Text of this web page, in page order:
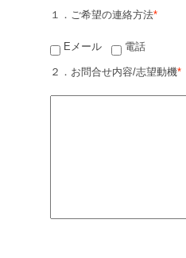
１．ご希望の連絡方法*
Eメール 電話
２．お問合せ内容/志望動機*